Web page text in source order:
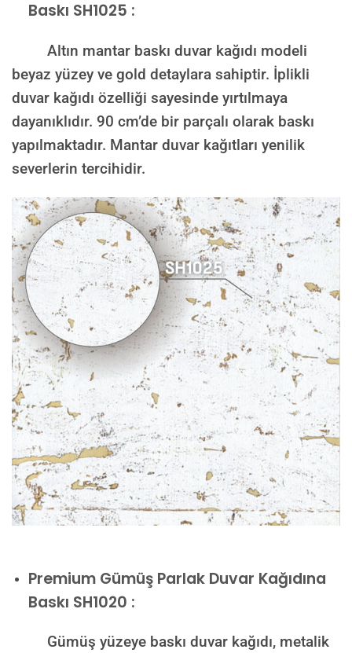
Baskı SH1025 :
Altın mantar baskı duvar kağıdı modeli
beyaz yüzey ve gold detaylara sahiptir. İplikli
duvar kağıdı özelliği sayesinde yırtılmaya
dayanıklıdır. 90 cm’de bir parçalı olarak baskı
yapılmaktadır. Mantar duvar kağıtları yenilik
severlerin tercihidir.
Premium Gümüş Parlak Duvar Kağıdına
Baskı SH1020 :
Gümüş yüzeye baskı duvar kağıdı, metalik